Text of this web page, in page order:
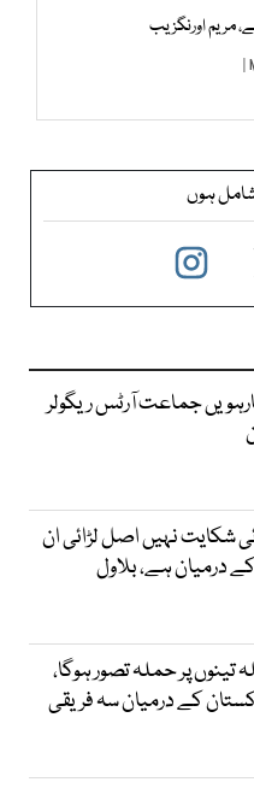
مریم اورنگزیب
ہوں
جماعت آرٹس ریگولر
شکایت نہیں اصل لڑائی ان
درمیان ہے، بلاول
پر حملہ تصور ہوگا،
کے درمیان سہ فریقی